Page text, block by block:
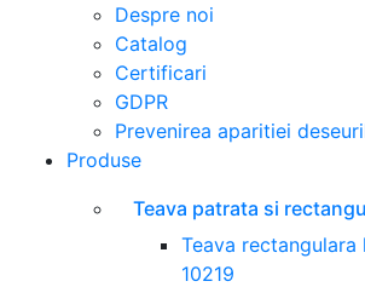
Despre noi
Catalog
Certificari
GDPR
Prevenirea aparitiei
Produse
Teava patrata si
Teava rectangulara
10219